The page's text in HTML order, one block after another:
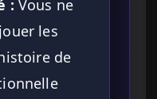
: Vous ne
les
de